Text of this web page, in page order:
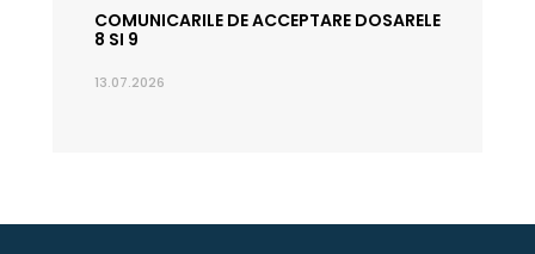
COMUNICARILE DE ACCEPTARE DOSARELE
8 SI 9
13.07.2026